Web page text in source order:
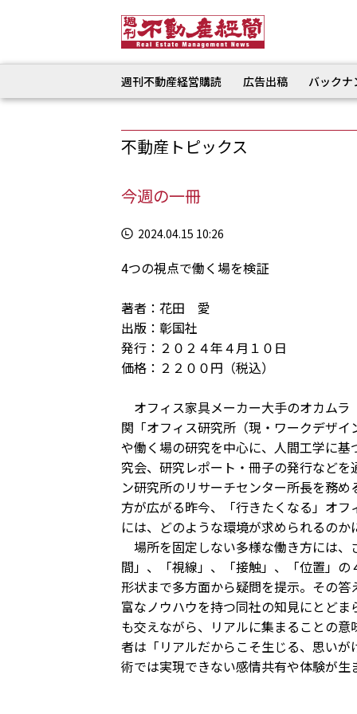
週刊不動産経営購読 広告出稿 バック
不動産トピックス
今週の一冊
2024.04.15 10:26
4つの視点で働く場を検証
著者：花田 愛
出版：彰国社
発行：２０２４年４月１０日
価格：２２００円（税込）
オフィス家具メーカー大手のオカムラ
関「オフィス研究所（現・ワークデザ
や働く場の研究を中心に、人間工学に
究会、研究レポート・冊子の発行など
ン研究所のリサーチセンター所長を務
方が広がる昨今、「行きたくなる」オ
には、どのような環境が求められるの
場所を固定しない多様な働き方には
間」、「視線」、「接触」、「位置」
形状まで多方面から疑問を提示。その
富なノウハウを持つ同社の知見にとど
も交えながら、リアルに集まることの
者は「リアルだからこそ生じる、思い
術では実現できない感情共有や体験が